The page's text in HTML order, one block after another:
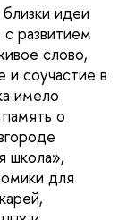
идеи
развитием
слово,
и соучастие в
имело
о
школа»,
для